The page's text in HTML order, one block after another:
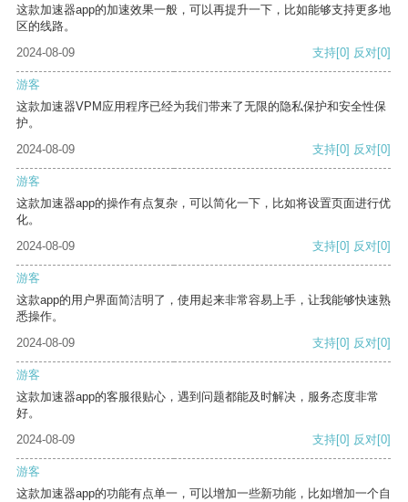
这款加速器app的加速效果一般，可以再提升一下，比如能够支持更多地
区的线路。
2024-08-09
支持[0] 反对[0]
游客
这款加速器VPM应用程序已经为我们带来了无限的隐私保护和安全性保
护。
2024-08-09
支持[0] 反对[0]
游客
这款加速器app的操作有点复杂，可以简化一下，比如将设置页面进行优
化。
2024-08-09
支持[0] 反对[0]
游客
这款app的用户界面简洁明了，使用起来非常容易上手，让我能够快速熟
悉操作。
2024-08-09
支持[0] 反对[0]
游客
这款加速器app的客服很贴心，遇到问题都能及时解决，服务态度非常
好。
2024-08-09
支持[0] 反对[0]
游客
这款加速器app的功能有点单一，可以增加一些新功能，比如增加一个自